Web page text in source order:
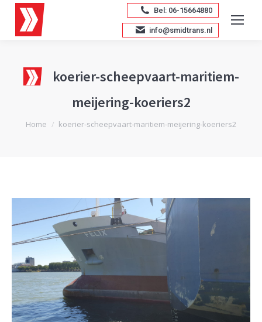
Bel: 06-15664880
info@smidtrans.nl
koerier-scheepvaart-maritiem-
meijering-koeriers2
Je bent hier:
Home koerier-scheepvaart-maritiem-meijering-koeriers2